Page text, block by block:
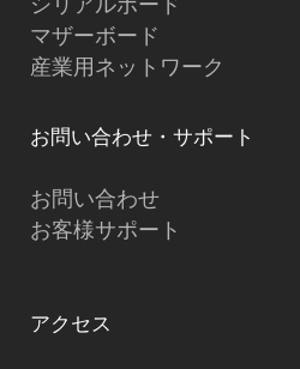
マザーボード
産業用ネットワーク
お問い合わせ・サポート
お問い合わせ
お客様サポート
アクセス